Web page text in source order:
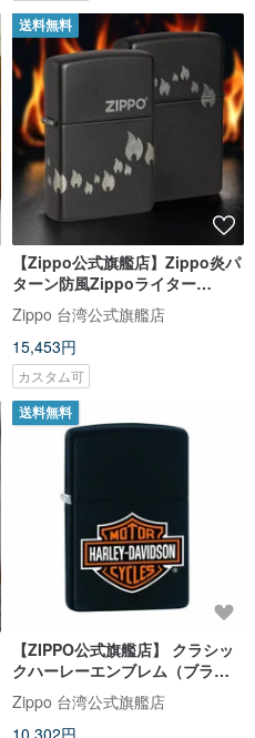
送料無料
【Zippo公式旗艦店】Zippo炎パ
ターン防風Zippoライター
48980
Zippo 台湾公式旗艦店
15,453円
カスタム可
送料無料
【ZIPPO公式旗艦店】 クラシッ
クハーレーエンブレム（ブラッ
ク）防風Zippoライター
218HD.H252
Zippo 台湾公式旗艦店
10,302円